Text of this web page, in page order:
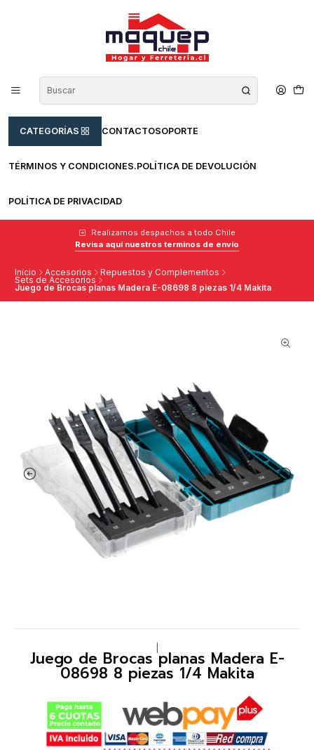
CATEGORÍAS CONTACTOSOPORTE
TÉRMINOS Y CONDICIONES.POLÍTICA DE DEVOLUCIÓN
POLÍTICA DE PRIVACIDAD
Realizamos despachos a todo Chile
Revisa aquí nuestros terminos de envío
Inicio Accesorios Repuestos y Complementos
Sets de Accesorios
Juego de Brocas planas Madera E-08698 8 piezas 1/4 Makita
Juego de Brocas planas Madera E-
08698 8 piezas 1/4 Makita